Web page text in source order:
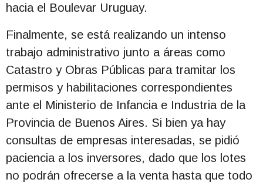
hacia el Boulevar Uruguay.
Finalmente, se está realizando un intenso
trabajo administrativo junto a áreas como
Catastro y Obras Públicas para tramitar los
permisos y habilitaciones correspondientes
ante el Ministerio de Infancia e Industria de la
Provincia de Buenos Aires. Si bien ya hay
consultas de empresas interesadas, se pidió
paciencia a los inversores, dado que los lotes
no podrán ofrecerse a la venta hasta que todo